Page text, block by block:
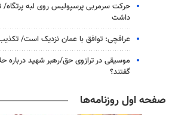
حرکت سرمربی پرسپولیس روی لبه پرتگاه/
داشت
عراقچی: توافق با عمان نزدیک است/ تکذیب سهم ۱۱ درصدی
موسیقی در ترازوی حق/رهبر شهید درباره
گفتند؟
صفحه اول روزنامه‌ها